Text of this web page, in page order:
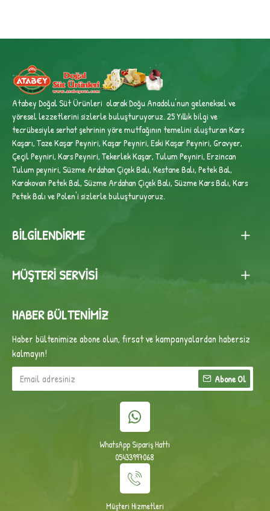
Atabey Doğal Süt Ürünleri olarak Doğu Anadolu'nun geleneksel ve
yöresel lezzetlerini sizlerle buluşturuyoruz. 25 Yıllık bilgi ve
tecrübesiyleserhat şehrinin yöre mutfağının temelini oluşturan Kars
Kaşarı, Taze Kaşar Peyniri, Kaşar Peyniri, Eski Kaşar Peyniri, Gravyer,
Çeçil Peyniri, Kars Peyniri, Tekerlek Kaşar, Tulum Peyniri, Erzincan
Tulum peyniri,Süzme Ardahan Çiçek Balı, Kestane Balı, Petek Bal,
Karakovan Petek Bal, Süzme Ardahan Çiçek Balı, Süzme Kars Balı, Kars
Petek Balı ve Polen'i sizlerle buluşturuyoruz.
BILGILENDIRME
MÜŞTERI SERVISI
HABER BÜLTENIMIZ
Haber bültenimize abone olun, fırsat ve kampanyalardan habersiz
kalmayın!
Abone Ol
WhatsApp Sipariş Hattı
05433997068
Müşteri Hizmetleri